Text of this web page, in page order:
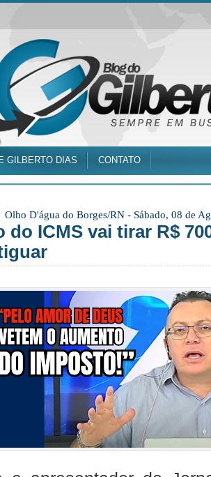
GILBERTO DIAS CONTATO
Olho D'água do Borges/RN - Sábado, 08 de
do ICMS vai tirar R$